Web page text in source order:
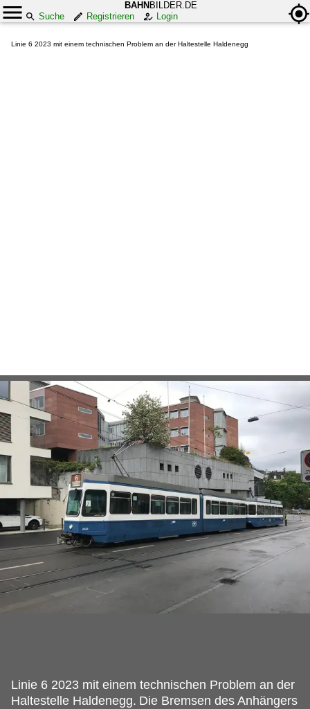
BAHN BILDER.DE
Suche
Registrieren Login
Linie 6 2023 mit einem technischen Problem an der Haltestelle Haldenegg
Linie 6 2023 mit einem technischen Problem an der
Haltestelle Haldenegg. Die Bremsen des Anhängers